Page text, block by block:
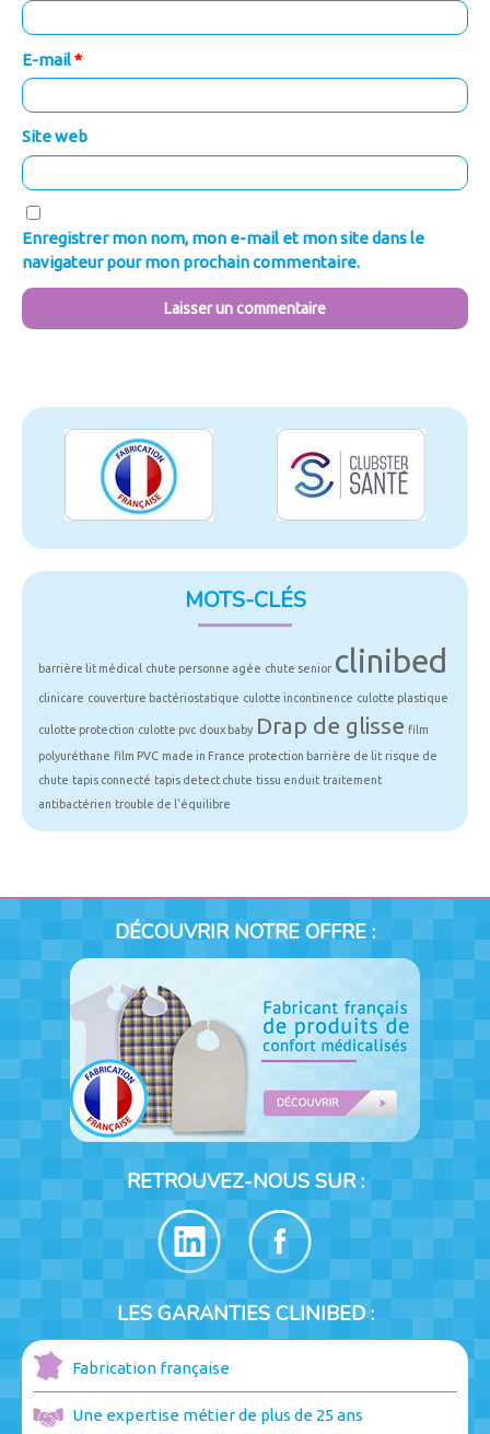
E-mail*
Site web
Enregistrer mon nom, mon e-mail et mon site dans le
navigateur pour mon prochain commentaire.
MOTS-CLÉS
barrière lit médical chute personne agée chute senior clinibed
clinicare couverture bactériostatique culotte incontinence culotte plastique
culotte protection culotte pvc doux baby Drap de glisse film
polyuréthane film PVC made in France protection barrière de lit risque de
chute tapis connecté tapis detect chute tissu enduit traitement
antibactérien trouble de l'équilibre
DÉCOUVRIR NOTRE OFFRE :
RETROUVEZ-NOUS SUR :
LES GARANTIES CLINIBED :
Fabrication française
Une expertise métier de plus de 25 ans